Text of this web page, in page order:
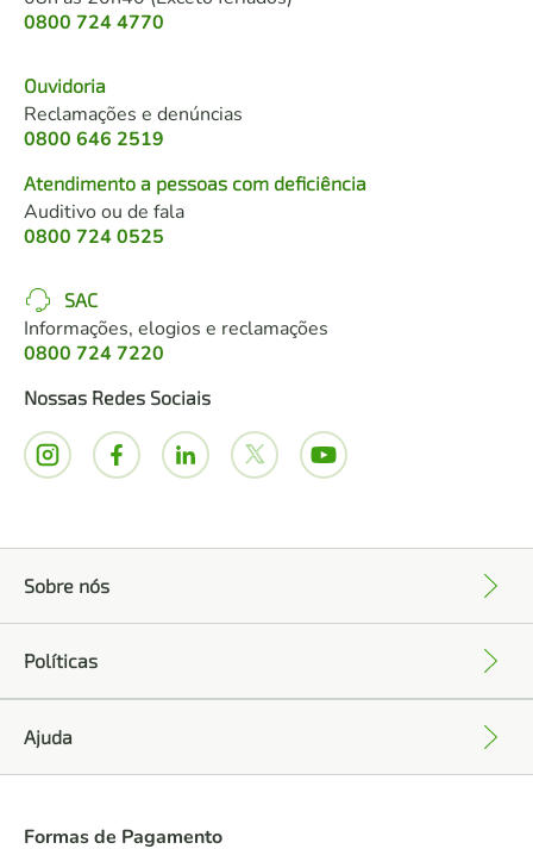
0800 724 4770
Ouvidoria
Reclamações e denúncias
0800 646 2519
Atendimento a pessoas com deficiência
Auditivo ou de fala
0800 724 0525
SAC
Informações, elogios e reclamações
0800 724 7220
Nossas Redes Sociais
Sobre nós
Políticas
Ajuda
Formas de Pagamento